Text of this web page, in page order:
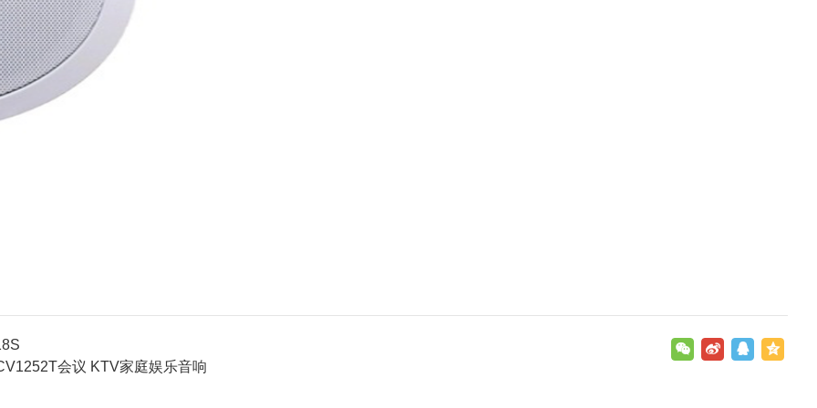
会议 KTV家庭娱乐音响